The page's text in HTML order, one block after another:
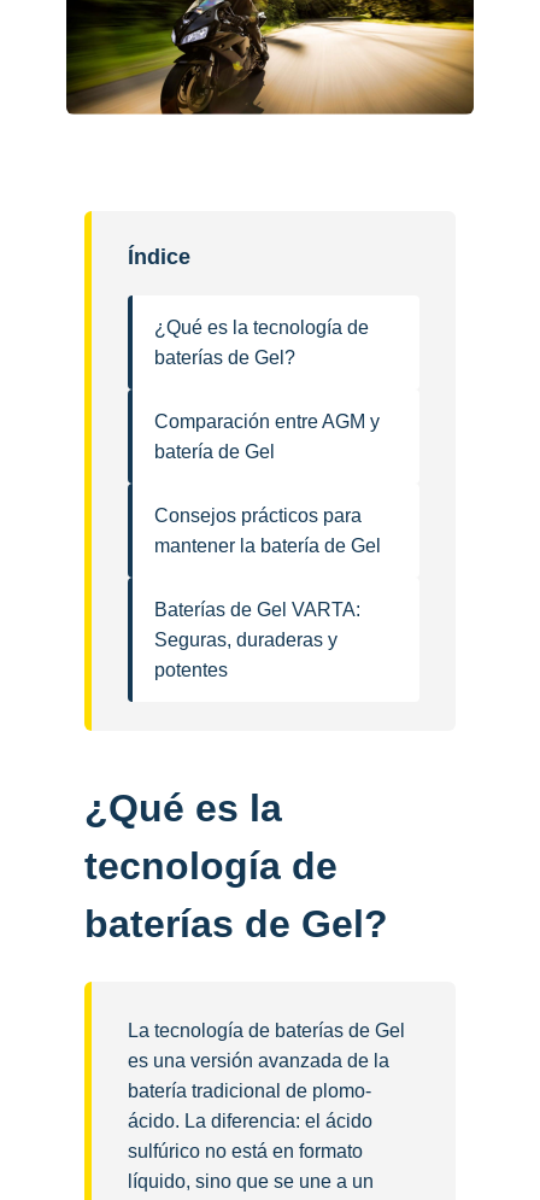
Índice
¿Qué es la tecnología de
baterías de Gel?
Comparación entre AGM y
batería de Gel
Consejos prácticos para
mantener la batería de Gel
Baterías de Gel VARTA:
Seguras, duraderas y
potentes
¿Qué es la
tecnología de
baterías de Gel?
La tecnología de baterías de Gel
es una versión avanzada de la
batería tradicional de plomo-
ácido. La diferencia: el ácido
sulfúrico no está en formato
líquido, sino que se une a un